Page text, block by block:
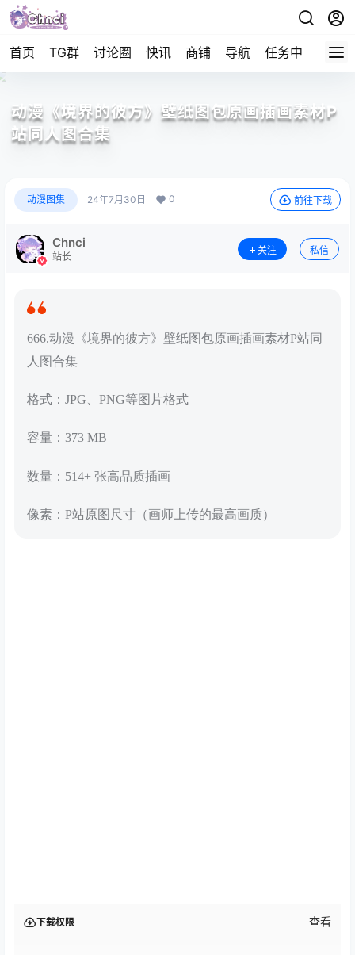
首页 TG群 讨论圈 快讯 商铺 导航 任务中心 帮助
动漫《境界的彼方》壁纸图包原画插画素材P
站同人图合集
动漫图集 24年7月30日 0 前往下载
Chnci
站长
关注 私信
666.动漫《境界的彼方》壁纸图包原画插画素材P站同
人图合集
格式：JPG、PNG等图片格式
容量：373 MB
数量：514+ 张高品质插画
像素：P站原图尺寸（画师上传的最高画质）
下载权限 查看